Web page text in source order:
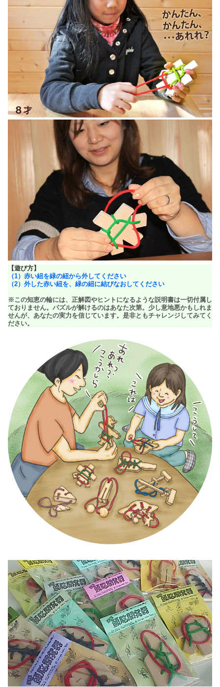
【遊び方】
（1）赤い紐を緑の紐から外してください
（2）外した赤い紐を、緑の紐に結びなおしてください
※この知恵の輪には、正解図やヒントになるような説明書は一切付属し
ておりません。パズルが解けるのはあなた次第。少し意地悪かもしれま
せんが、あなたの実力を信じています。是非ともチャレンジしてみてく
ださい。